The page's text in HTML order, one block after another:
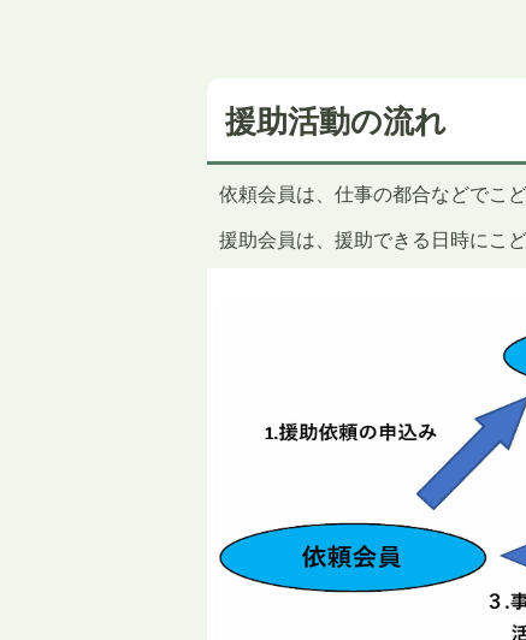
援助活動の流れ
依頼会員は、仕事の都合などでこ
援助会員は、援助できる日時にこ